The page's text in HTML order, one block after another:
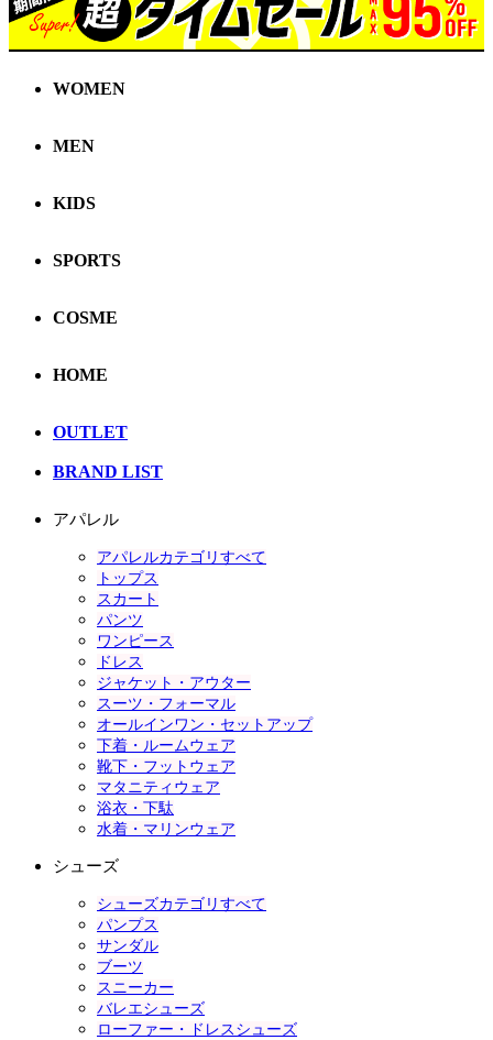
WOMEN
MEN
KIDS
SPORTS
COSME
HOME
OUTLET
BRAND LIST
アパレル
アパレルカテゴリすべて
トップス
スカート
パンツ
ワンピース
ドレス
ジャケット・アウター
スーツ・フォーマル
オールインワン・セットアップ
下着・ルームウェア
靴下・フットウェア
マタニティウェア
浴衣・下駄
水着・マリンウェア
シューズ
シューズカテゴリすべて
パンプス
サンダル
ブーツ
スニーカー
バレエシューズ
ローファー・ドレスシューズ